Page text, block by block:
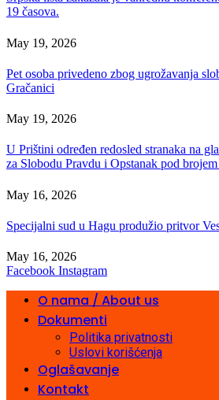
19 časova.
May 19, 2026
Pet osoba privedeno zbog ugrožavanja
Gračanici
May 19, 2026
U Prištini određen redosled stranaka na
za Slobodu Pravdu i Opstanak pod
May 16, 2026
Specijalni sud u Hagu produžio pritvor
May 16, 2026
Facebook Instagram
O nama / About us
Dokumenti
Politika privatnosti
Uslovi korišćenja
Oglašavanje
Kontakt